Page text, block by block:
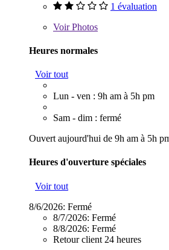
1 évaluation
VoirPhotos
Heures normales
Voir tout
Lun - ven : 9h am à 5h pm
Sam - dim : fermé
Ouvert aujourd'hui de 9h am à 5h
Heures d'ouverture spéciales
Voir tout
8/6/2026: Fermé
8/7/2026: Fermé
8/8/2026: Fermé
Retour client 24 heures